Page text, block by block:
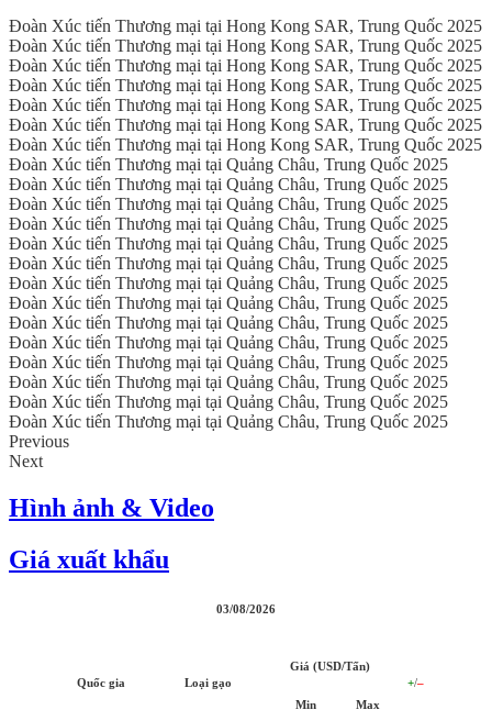
Đoàn Xúc tiến Thương mại tại Hong Kong SAR, Trung Quốc 2025
Đoàn Xúc tiến Thương mại tại Hong Kong SAR, Trung Quốc 2025
Đoàn Xúc tiến Thương mại tại Hong Kong SAR, Trung Quốc 2025
Đoàn Xúc tiến Thương mại tại Hong Kong SAR, Trung Quốc 2025
Đoàn Xúc tiến Thương mại tại Hong Kong SAR, Trung Quốc 2025
Đoàn Xúc tiến Thương mại tại Hong Kong SAR, Trung Quốc 2025
Đoàn Xúc tiến Thương mại tại Hong Kong SAR, Trung Quốc 2025
Đoàn Xúc tiến Thương mại tại Quảng Châu, Trung Quốc 2025
Đoàn Xúc tiến Thương mại tại Quảng Châu, Trung Quốc 2025
Đoàn Xúc tiến Thương mại tại Quảng Châu, Trung Quốc 2025
Đoàn Xúc tiến Thương mại tại Quảng Châu, Trung Quốc 2025
Đoàn Xúc tiến Thương mại tại Quảng Châu, Trung Quốc 2025
Đoàn Xúc tiến Thương mại tại Quảng Châu, Trung Quốc 2025
Đoàn Xúc tiến Thương mại tại Quảng Châu, Trung Quốc 2025
Đoàn Xúc tiến Thương mại tại Quảng Châu, Trung Quốc 2025
Đoàn Xúc tiến Thương mại tại Quảng Châu, Trung Quốc 2025
Đoàn Xúc tiến Thương mại tại Quảng Châu, Trung Quốc 2025
Đoàn Xúc tiến Thương mại tại Quảng Châu, Trung Quốc 2025
Đoàn Xúc tiến Thương mại tại Quảng Châu, Trung Quốc 2025
Đoàn Xúc tiến Thương mại tại Quảng Châu, Trung Quốc 2025
Đoàn Xúc tiến Thương mại tại Quảng Châu, Trung Quốc 2025
Previous
Next
Hình ảnh & Video
Giá xuất khẩu
03/08/2026
Quốc gia Loại gạo
Giá (USD/Tấn)
+/–
Min
Max